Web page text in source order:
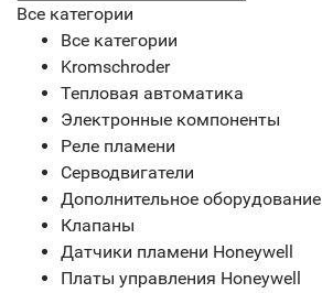
Все категории
Все категории
Kromschroder
Тепловая автоматика
Электронные компоненты
Реле пламени
Серводвигатели
Дополнительное оборудование
Клапаны
Датчики пламени Honeywell
Платы управления Honeywell